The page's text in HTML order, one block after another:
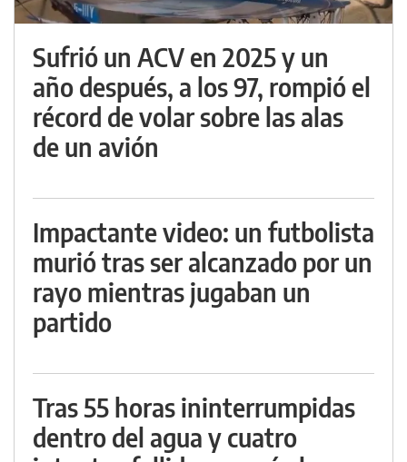
Sufrió un ACV en 2025 y un
año después, a los 97, rompió el
récord de volar sobre las alas
de un avión
Impactante video: un futbolista
murió tras ser alcanzado por un
rayo mientras jugaban un
partido
Tras 55 horas ininterrumpidas
dentro del agua y cuatro